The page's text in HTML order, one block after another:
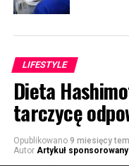
LIFESTYLE
Dieta
tarczycę
Opublikowano 9 miesięcy
Autor Artykuł sponsorowany